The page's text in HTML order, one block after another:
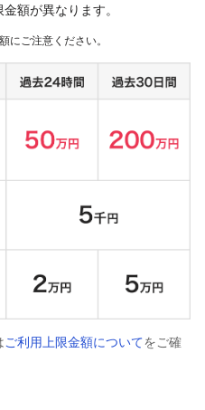
額が異なります。
にご注意ください。
ご利用上限金額についてをご確